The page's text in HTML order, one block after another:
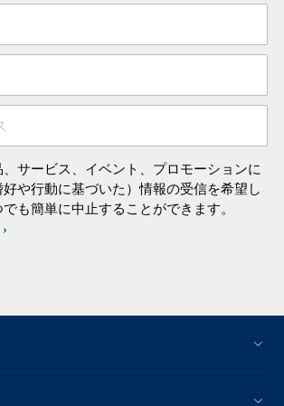
サービス、イベント、プロモーションに
や行動に基づいた）情報の受信を希望し
も簡単に中止することができます。